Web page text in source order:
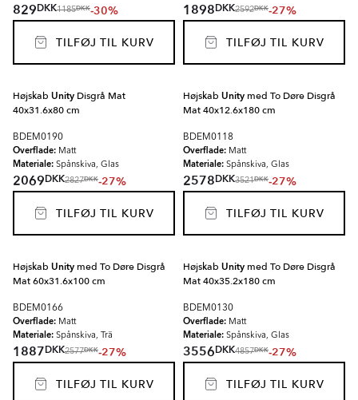
829DKK1185DKK-30%
TILFØJ TIL KURV
1898DKK2592DKK-27%
TILFØJ TIL KURV
Højskab Unity Disgrå Mat
40x31.6x80 cm
BDEM0190
Overflade: Matt
Materiale: Spånskiva, Glas
2069DKK2827DKK-27%
TILFØJ TIL KURV
Højskab Unity med To Døre Disgrå
Mat 40x12.6x180 cm
BDEM0118
Overflade: Matt
Materiale: Spånskiva, Glas
2578DKK3521DKK-27%
TILFØJ TIL KURV
Højskab Unity med To Døre Disgrå
Mat 60x31.6x100 cm
BDEM0166
Overflade: Matt
Materiale: Spånskiva, Trä
1887DKK2577DKK-27%
TILFØJ TIL KURV
Højskab Unity med To Døre Disgrå
Mat 40x35.2x180 cm
BDEM0130
Overflade: Matt
Materiale: Spånskiva, Glas
3556DKK4857DKK-27%
TILFØJ TIL KURV